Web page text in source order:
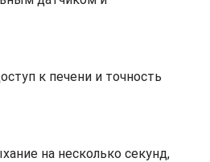
к печени и точность
на несколько секунд,